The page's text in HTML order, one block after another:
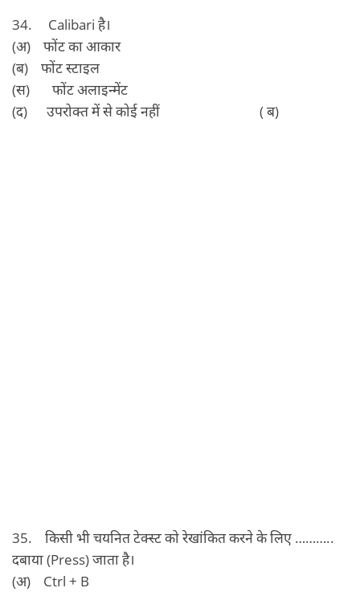
34. Calibari है।
(अ) फोंट का आकार
(ब) फोंट स्‍टाइल
(स) फोंट अलाइन्‍मेंट
(द) उपरोक्‍त में से कोई नहीं ( ब)
35. किसी भी चयनित टेक्‍स्‍ट को रेखांकित करने के लिए ………..
दबाया (Press) जाता है।
(अ) Ctrl + B